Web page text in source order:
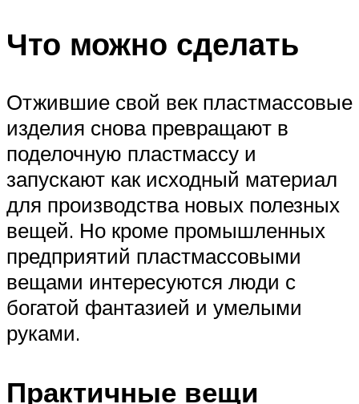
Что можно сделать
Отжившие свой век пластмассовые
изделия снова превращают в
поделочную пластмассу и
запускают как исходный материал
для производства новых полезных
вещей. Но кроме промышленных
предприятий пластмассовыми
вещами интересуются люди с
богатой фантазией и умелыми
руками.
Практичные вещи